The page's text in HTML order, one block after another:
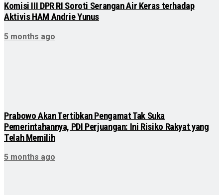
Komisi III DPR RI Soroti Serangan Air Keras terhadap
Aktivis HAM Andrie Yunus
5 months ago
Prabowo Akan Tertibkan Pengamat Tak Suka
Pemerintahannya, PDI Perjuangan: Ini Risiko Rakyat yang
Telah Memilih
5 months ago